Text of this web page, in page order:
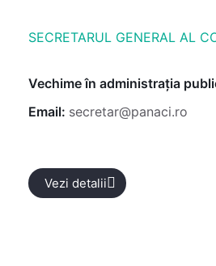
SECRETARUL GENERAL AL
Vechime în administrația
Email: secretar@panaci.ro
Vezi detalii